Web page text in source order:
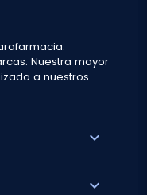
Nuestra mayor
a nuestros
expand_more
expand_more